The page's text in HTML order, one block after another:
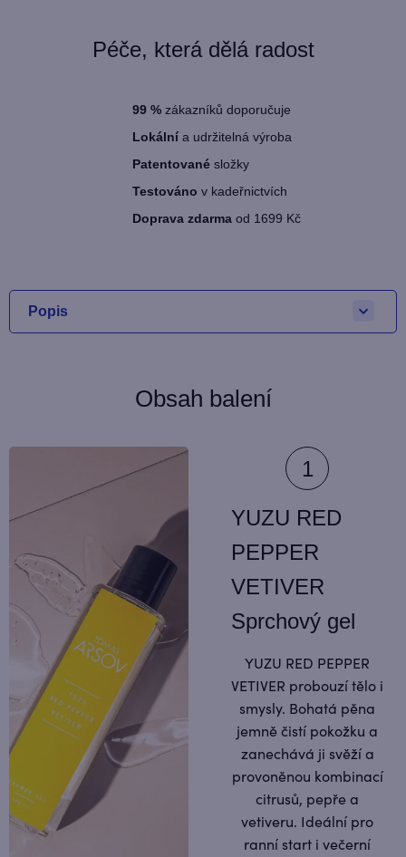
Péče, která dělá radost
99 % zákazníků doporučuje
Lokální a udržitelná výroba
Patentované složky
Testováno v kadeřnictvích
Doprava zdarma od 1699 Kč
Popis
Obsah balení
YUZU RED
PEPPER
VETIVER
Sprchový gel
YUZU RED PEPPER
VETIVER probouzí tělo i
smysly. Bohatá pěna
jemně čistí pokožku a
zanechává ji svěží a
provoněnou kombinací
citrusů, pepře a
vetiveru. Ideální pro
ranní start i večerní